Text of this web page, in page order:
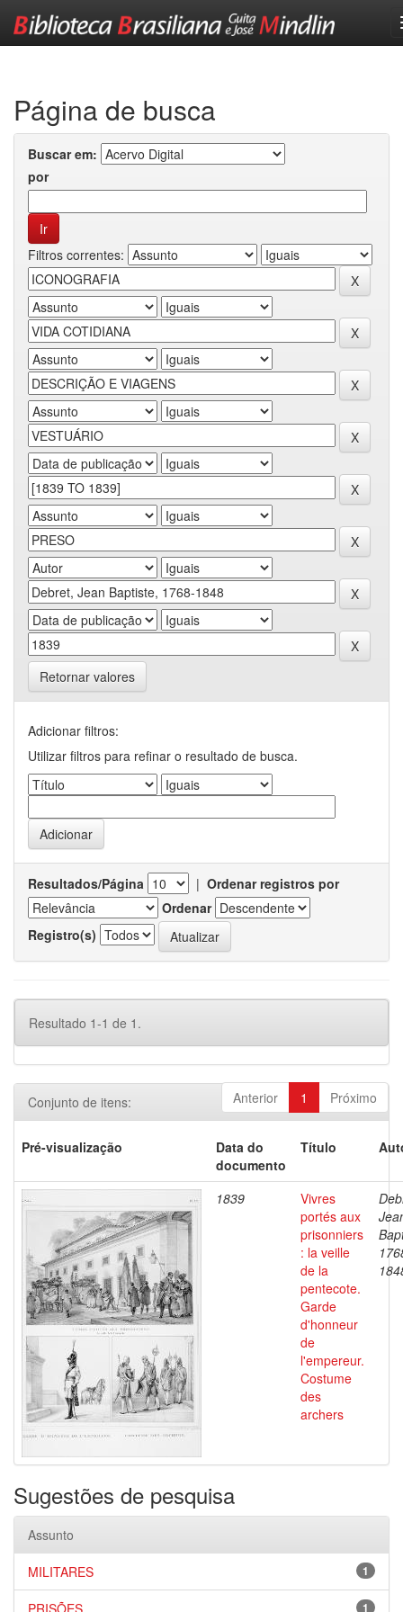
Página de busca
Buscar em:
por
Filtros correntes:
Retornar valores
Adicionar filtros:
Utilizar filtros para refinar o resultado de busca.
Resultados/Página | Ordenar registros por
Ordenar
Registro(s)
Resultado 1-1 de 1.
Anterior 1 Próximo
Conjunto de itens:
Pré-visualização
Data do
documento
Título
1839
Vivres
portés aux
prisonniers
: la veille
de la
pentecote.
Garde
d'honneur
de
l'empereur.
Costume
des
archers
Sugestões de pesquisa
Assunto
1
MILITARES
1
PRISÕES